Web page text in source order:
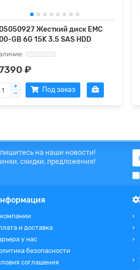
Жесткий диск EMC
GB 6G 15K 3.5 SAS HDD
₽
Под заказ
на наши новости!
скидки, предложения!
и доставка
у нас
безопасности
соглашения